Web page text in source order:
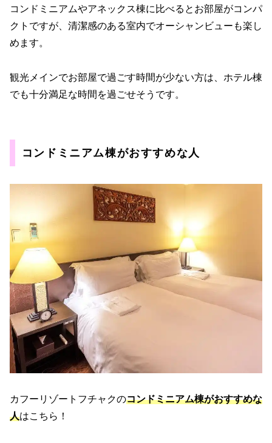
コンドミニアムやアネックス棟に比べるとお部屋がコンパ
クトですが、清潔感のある室内でオーシャンビューも楽し
めます。
観光メインでお部屋で過ごす時間が少ない方は、ホテル棟
でも十分満足な時間を過ごせそうです。
コンドミニアム棟がおすすめな人
カフーリゾートフチャクのコンドミニアム棟がおすすめな
人はこちら！